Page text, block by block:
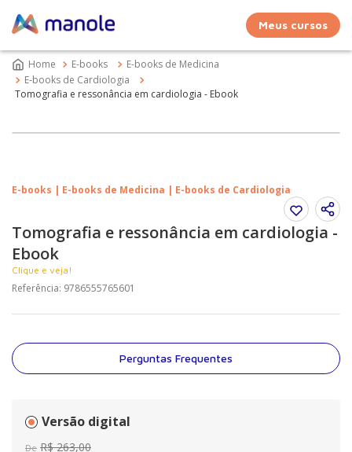
Meus cursos
E-books
E-books de Medicina
E-books de Cardiologia
Tomografia e ressonância em cardiologia - Ebook
E-books | E-books de Medicina | E-books de Cardiologia
Tomografia e ressonância em cardiologia -
Ebook
Clique e veja!
Referência: 9786555765601
Perguntas Frequentes
Versão digital
De R$ 263,00